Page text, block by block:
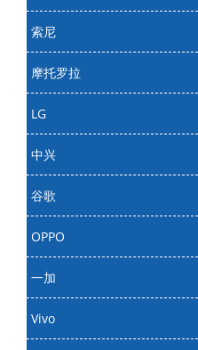
索尼
摩托罗拉
LG
中兴
谷歌
OPPO
一加
Vivo